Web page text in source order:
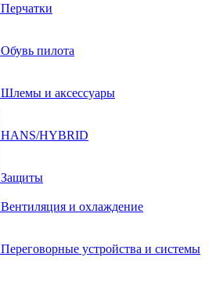
Перчатки
Обувь пилота
Шлемы и аксессуары
HANS/HYBRID
Защиты
Вентиляция и охлаждение
Переговорные устройства и системы